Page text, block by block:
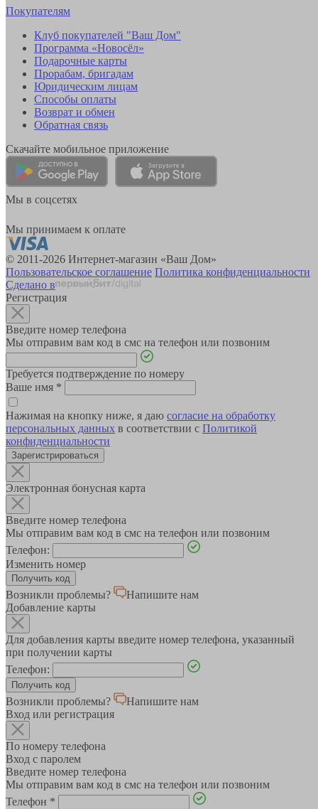
Покупателям
Клуб покупателей "Ваш Дом"
Программа «Новосёл»
Подарочные карты
Прорабам, бригадам
Юридическим лицам
Способы оплаты
Возврат и обмен
Обратная связь
Скачайте мобильное приложение
Мы в соцсетях
Мы принимаем к оплате
© 2011-2026 Интернет-магазин «Ваш Дом»
Пользовательское соглашение Политика конфиденциальности
Сделано в
Регистрация
Введите номер телефона
Мы отправим вам код в смс на телефон или позвоним
Требуется подтверждение по номеру
Ваше имя *
Нажимая на кнопку ниже, я даю согласие на обработку
персональных данных в соответствии с Политикой
конфиденциальности
Зарегистрироваться
Электронная бонусная карта
Введите номер телефона
Мы отправим вам код в смс на телефон или позвоним
Телефон:
Изменить номер
Возникли проблемы?
Напишите нам
Добавление карты
Для добавления карты введите номер телефона, указанный
при получении карты
Телефон:
Возникли проблемы?
Напишите нам
Вход или регистрация
По номеру телефона
Вход с паролем
Введите номер телефона
Мы отправим вам код в смс на телефон или позвоним
Телефон *